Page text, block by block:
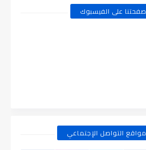
صفحتنا على الفيسبوك
مواقع التواصل الإجتماعي